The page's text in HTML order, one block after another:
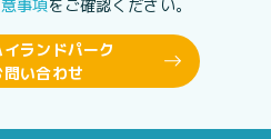
事項をご確認ください。
ランドパーク
問い合わせ